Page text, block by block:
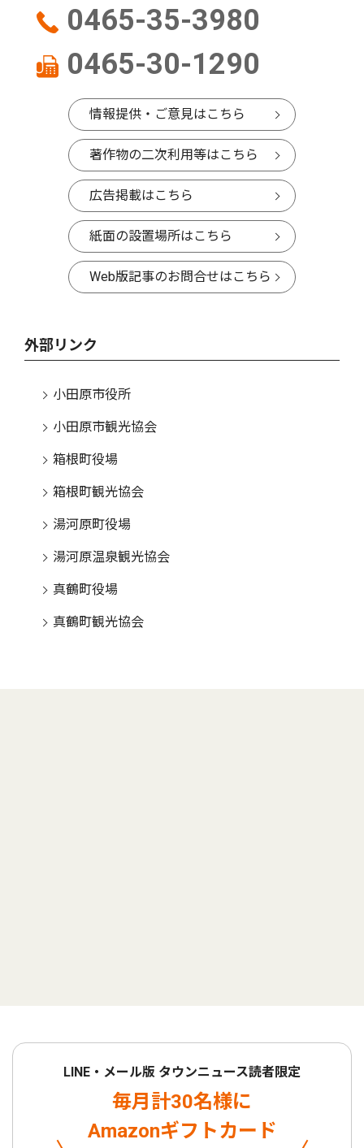
0465-35-3980
0465-30-1290
情報提供・ご意見はこちら
著作物の二次利用等はこちら
広告掲載はこちら
紙面の設置場所はこちら
Web版記事のお問合せはこちら
外部リンク
小田原市役所
小田原市観光協会
箱根町役場
箱根町観光協会
湯河原町役場
湯河原温泉観光協会
真鶴町役場
真鶴町観光協会
LINE・メール版 タウンニュース読者限定
毎月計30名様に
Amazonギフトカード